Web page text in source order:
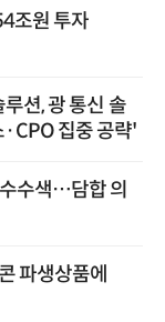
조원 투자
션, 광 통신 솔
집중 공략'
수색…담합 의
파생상품에